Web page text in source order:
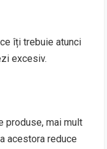
îți trebuie atunci
excesiv.
produse, mai mult
acestora reduce